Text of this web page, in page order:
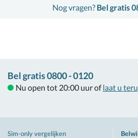
Nog vragen? Bel gratis
Bel gratis 0800 - 0120
Nu open tot 20:00 uur of laat u
Sim-only vergelijken